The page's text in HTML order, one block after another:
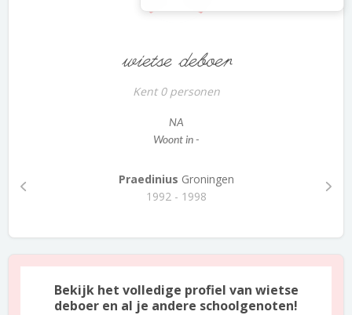
wietse deboer
Kent 0 personen
NA
Woont in -
Praedinius Groningen
1992 - 1998
Bekijk het volledige profiel van wietse
deboer en al je andere schoolgenoten!